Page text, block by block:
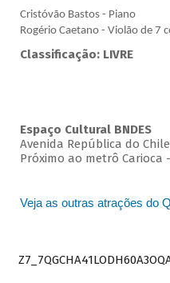
Cristóvão Bastos - Piano
Rogério Caetano - Violão de 7
Classificação: LIVRE
Espaço Cultural BNDES
Avenida República do
Próximo ao metrô Carioca
Veja as outras atrações do